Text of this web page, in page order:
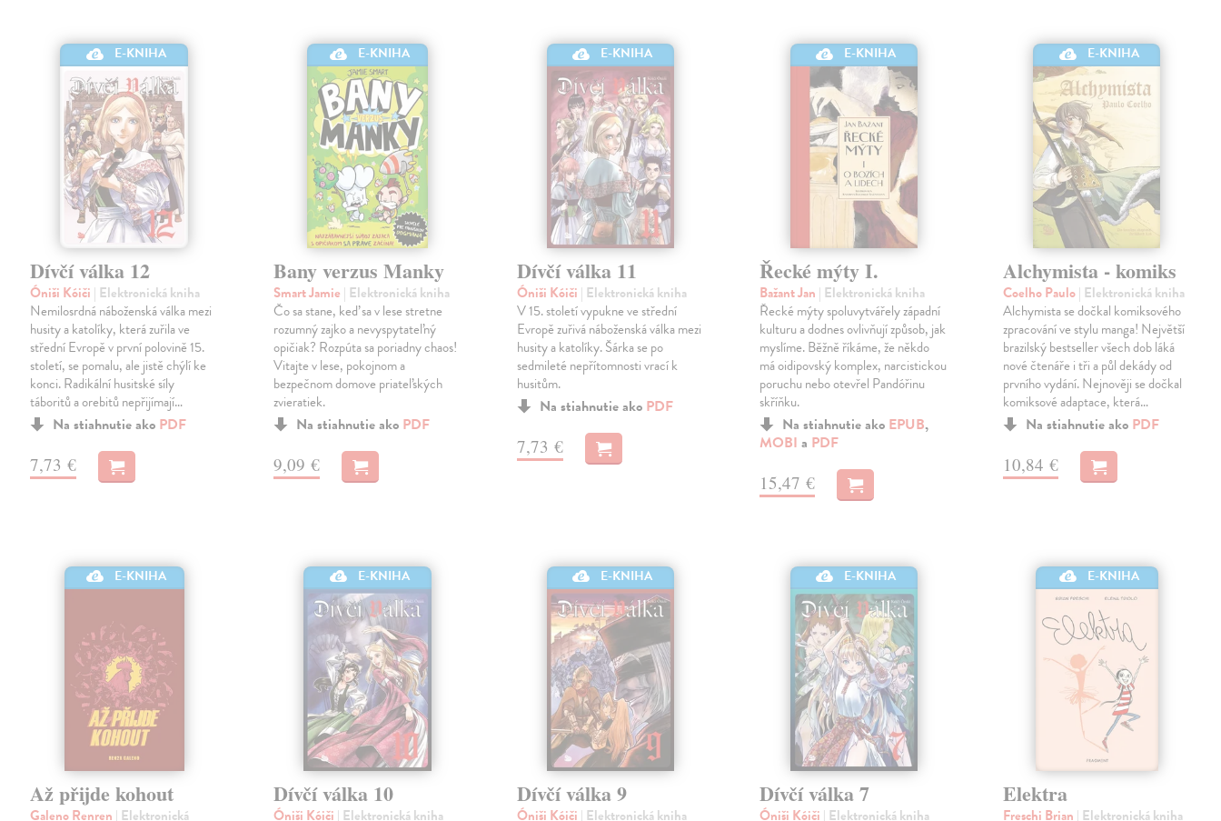
E-KNIHA
Dívčí válka 12
Óniši Kóiči | Elektronická kniha
Nemilosrdná náboženská válka mezi
husity a katolíky, která zuřila ve
střední Evropě v první polovině 15.
století, se pomalu, ale jistě chýlí ke
konci. Radikální husitské síly
táboritů a orebitů nepřijímají…
Na stiahnutie ako PDF
7,73 €
E-KNIHA
Bany verzus Manky
Smart Jamie | Elektronická kniha
Čo sa stane, keď sa v lese stretne
rozumný zajko a nevyspytateľný
opičiak? Rozpúta sa poriadny chaos!
Vitajte v lese, pokojnom a
bezpečnom domove priateľských
zvieratiek.
Na stiahnutie ako PDF
9,09 €
E-KNIHA
Dívčí válka 11
Óniši Kóiči | Elektronická kniha
V 15. století vypukne ve střední
Evropě zuřivá náboženská válka mezi
husity a katolíky. Šárka se po
sedmileté nepřítomnosti vrací k
husitům.
Na stiahnutie ako PDF
7,73 €
E-KNIHA
Řecké mýty I.
Bažant Jan | Elektronická kniha
Řecké mýty spoluvytvářely západní
kulturu a dodnes ovlivňují způsob, jak
myslíme. Běžně říkáme, že někdo
má oidipovský komplex, narcistickou
poruchu nebo otevřel Pandóřinu
skříňku.
Na stiahnutie ako EPUB,
MOBI a PDF
15,47 €
E-KNIHA
Alchymista - komiks
Coelho Paulo| Elektronická kniha
Alchymista se dočkal komiksového
zpracování ve stylu manga! Největší
brazilský bestseller všech dob láká
nové čtenáře i tři a půl dekády od
prvního vydání. Nejnověji se dočkal
komiksové adaptace, která…
Na stiahnutie ako PDF
10,84 €
E-KNIHA
Až přijde kohout
Galeno Renren | Elektronická
E-KNIHA
Dívčí válka 10
Óniši Kóiči | Elektronická kniha
E-KNIHA
Dívčí válka 9
Óniši Kóiči | Elektronická kniha
E-KNIHA
Dívčí válka 7
Óniši Kóiči | Elektronická kniha
E-KNIHA
Elektra
Freschi Brian | Elektronická kniha